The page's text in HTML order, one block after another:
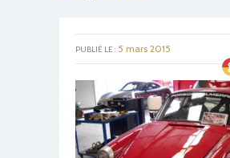
PUBLIÉ LE : 5 mars 2015